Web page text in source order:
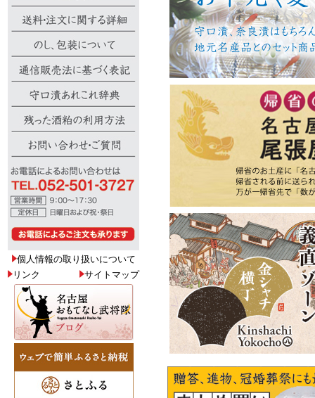
個人情報の取り扱いについて
リンク
サイトマップ